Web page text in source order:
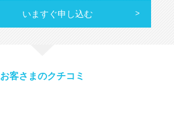
いますぐ申し込む
お客さまのクチコミ